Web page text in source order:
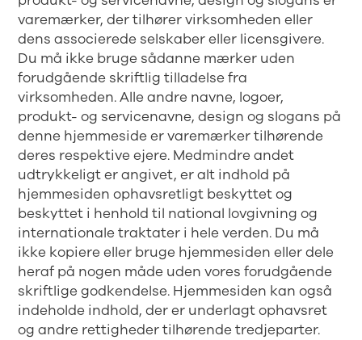
varemærker, der tilhører virksomheden eller
dens associerede selskaber eller licensgivere.
Du må ikke bruge sådanne mærker uden
forudgående skriftlig tilladelse fra
virksomheden. Alle andre navne, logoer,
produkt- og servicenavne, design og slogans på
denne hjemmeside er varemærker tilhørende
deres respektive ejere. Medmindre andet
udtrykkeligt er angivet, er alt indhold på
hjemmesiden ophavsretligt beskyttet og
beskyttet i henhold til national lovgivning og
internationale traktater i hele verden. Du må
ikke kopiere eller bruge hjemmesiden eller dele
heraf på nogen måde uden vores forudgående
skriftlige godkendelse. Hjemmesiden kan også
indeholde indhold, der er underlagt ophavsret
og andre rettigheder tilhørende tredjeparter.